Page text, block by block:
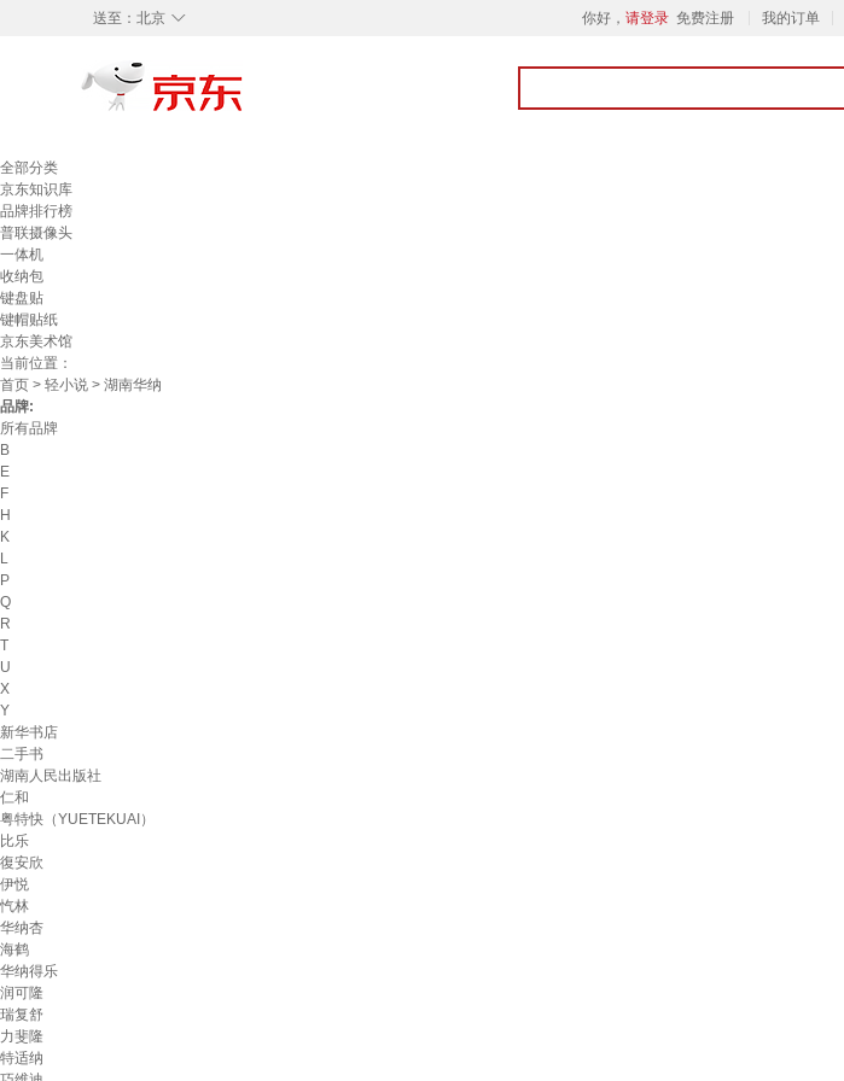
◇
送至： 北京 你好， 请登录 免费注册 我的订单
全部分类
京东知识库
品牌排行榜
普联摄像头
一体机
收纳包
键盘贴
键帽贴纸
京东美术馆
当前位置：
首页 > 轻小说 > 湖南华纳
品牌:
所有品牌
B
E
F
H
K
L
P
Q
R
T
U
X
Y
新华书店
二手书
湖南人民出版社
仁和
粤特快（YUETEKUAI）
比乐
復安欣
伊悦
忾林
华纳杏
海鹤
华纳得乐
润可隆
瑞复舒
力斐隆
特适纳